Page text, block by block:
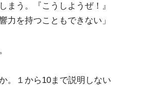
まう。『こうしようぜ！』
力を持つこともできない」
。１から10まで説明しない